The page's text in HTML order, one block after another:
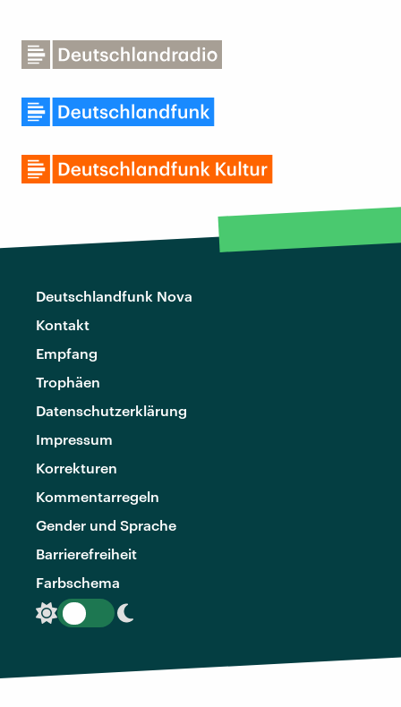
Deutschlandfunk Nova
Kontakt
Empfang
Trophäen
Datenschutzerklärung
Impressum
Korrekturen
Kommentarregeln
Gender und Sprache
Barrierefreiheit
Farbschema